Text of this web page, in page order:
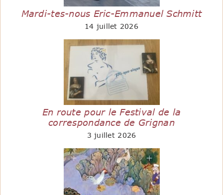
Mardi-tes-nous Eric-Emmanuel Schmitt
14 juillet 2026
En route pour le Festival de la
correspondance de Grignan
3 juillet 2026